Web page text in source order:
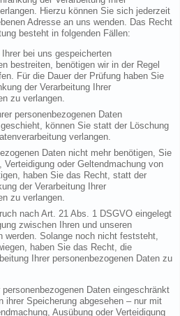
Hierzu können Sie sich jederzeit
Adresse an uns wenden. Das Recht
besteht in folgenden Fällen:
bei uns gespeicherten
bestreiten, benötigen wir in der Regel
Für die Dauer der Prüfung haben Sie
der Verarbeitung Ihrer
zu verlangen.
personenbezogenen Daten
können Sie statt der Löschung
verlangen.
Daten nicht mehr benötigen, Sie
oder Geltendmachung von
haben Sie das Recht, statt der
der Verarbeitung Ihrer
zu verlangen.
nach Art. 21 Abs. 1 DSGVO eingelegt
zwischen Ihren und unseren
werden. Solange noch nicht feststeht,
haben Sie das Recht, die
Ihrer personenbezogenen Daten zu
Daten eingeschränkt
ihrer Speicherung abgesehen – nur mit
Ausübung oder Verteidigung